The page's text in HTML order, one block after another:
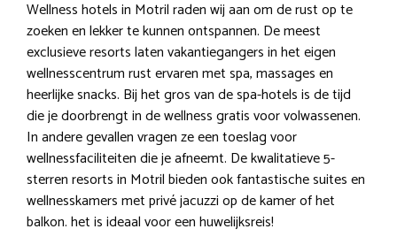
Wellness hotels in Motril raden wij aan om de rust op te
zoeken en lekker te kunnen ontspannen. De meest
exclusieve resorts laten vakantiegangers in het eigen
wellnesscentrum rust ervaren met spa, massages en
heerlijke snacks. Bij het gros van de spa-hotels is de tijd
die je doorbrengt in de wellness gratis voor volwassenen.
In andere gevallen vragen ze een toeslag voor
wellnessfaciliteiten die je afneemt. De kwalitatieve 5-
sterren resorts in Motril bieden ook fantastische suites en
wellnesskamers met privé jacuzzi op de kamer of het
balkon. het is ideaal voor een huwelijksreis!